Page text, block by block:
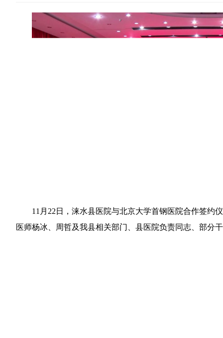
11月22日，涞水县医院与北京大学首钢医院合作签约
医师杨冰、周哲及我县相关部门、县医院负责同志、部分